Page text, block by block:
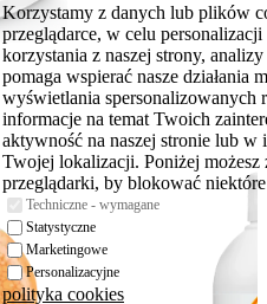
Korzystamy z danych lub plików
przeglądarce, w celu
korzystania z naszej strony,
pomaga wspierać nasze działania
wyświetlania spersonalizowanych
informacje na temat Twoich
aktywność na naszej stronie lub
Twojej lokalizacji. Poniżej możesz
przeglądarki, by blokować
Techniczne - wymagane
Statystyczne
Marketingowe
Personalizacyjne
polityka cookies